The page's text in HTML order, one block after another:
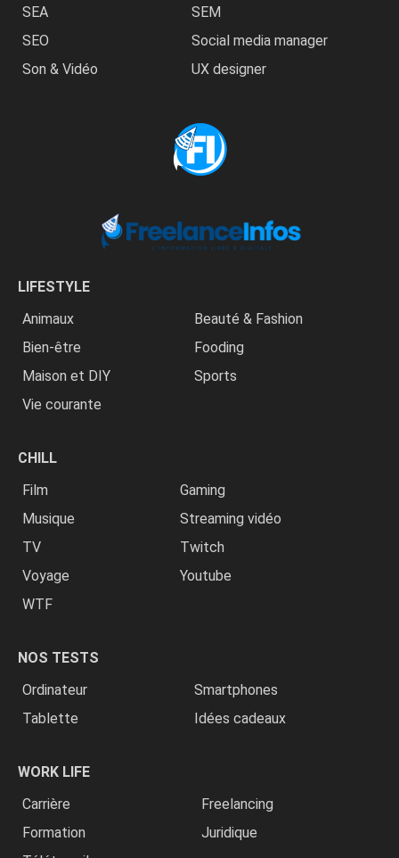
SEA
SEM
SEO
Social media manager
Son & Vidéo
UX designer
LIFESTYLE
Animaux
Beauté & Fashion
Bien-être
Fooding
Maison et DIY
Sports
Vie courante
CHILL
Film
Gaming
Musique
Streaming vidéo
TV
Twitch
Voyage
Youtube
WTF
NOS TESTS
Ordinateur
Smartphones
Tablette
Idées cadeaux
WORK LIFE
Carrière
Freelancing
Formation
Juridique